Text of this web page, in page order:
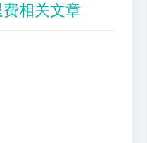
相关文章